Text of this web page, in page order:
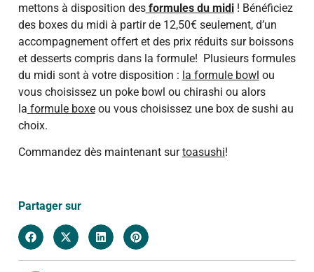
mettons à disposition desformules du midi! Bénéficiez
des boxes du midi à partir de 12,50€ seulement, d’un
accompagnement offert et des prix réduits sur boissons
et desserts compris dans la formule! Plusieurs formules
du midi sont à votre disposition : la formule bowl ou
vous choisissez un poke bowl ou chirashi ou alors
la formule boxeou vous choisissez une box de sushi au
choix.
Commandez dès maintenant surtoasushi!
Partager sur